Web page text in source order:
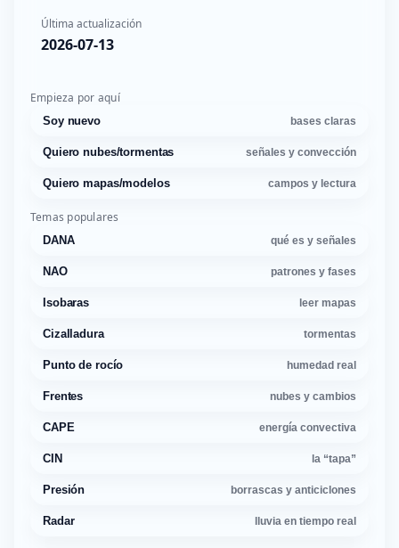
Última actualización
2026-07-13
Empieza por aquí
Soy nuevo bases claras
Quiero nubes/tormentas señales y convección
Quiero mapas/modelos campos y lectura
Temas populares
DANA qué es y señales
NAO patrones y fases
Isobaras leer mapas
Cizalladura tormentas
Punto de rocío humedad real
Frentes nubes y cambios
CAPE energía convectiva
CIN la “tapa”
Presión borrascas y anticiclones
Radar lluvia en tiempo real